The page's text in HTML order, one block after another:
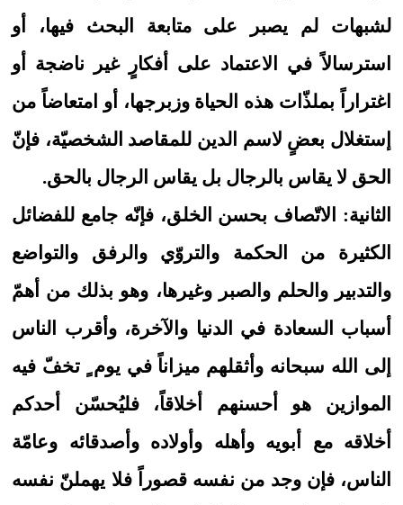
لشبهات لم يصبر على متابعة البحث فيها، أو
استرسالاً في الاعتماد على أفكارٍ غير ناضجة أو
اغتراراً بملذّات هذه الحياة وزبرجها، أو امتعاضاً من
إستغلال بعضٍ لاسم الدين للمقاصد الشخصيّة، فإنّ
الحق لا يقاس بالرجال بل يقاس الرجال بالحق.
الثانية: الاتّصاف بحسن الخلق، فإنّه جامع للفضائل
الكثيرة من الحكمة والتروّي والرفق والتواضع
والتدبير والحلم والصبر وغيرها، وهو بذلك من أهمّ
أسباب السعادة في الدنيا والآخرة، وأقرب الناس
إلى الله سبحانه وأثقلهم ميزاناً في يوم ٍ تخفّ فيه
الموازين هو أحسنهم أخلاقاً، فليُحسّن أحدكم
أخلاقه مع أبويه وأهله وأولاده وأصدقائه وعامّة
الناس، فإن وجد من نفسه قصوراً فلا يهملنّ نفسه